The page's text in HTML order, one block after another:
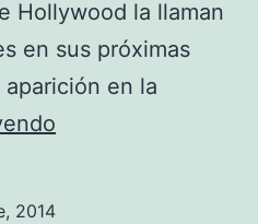
Hollywood la llaman
en sus próximas
en la
2014